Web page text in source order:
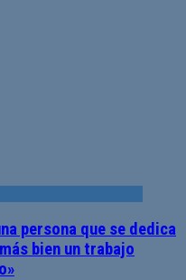
persona que se dedica
bien un trabajo